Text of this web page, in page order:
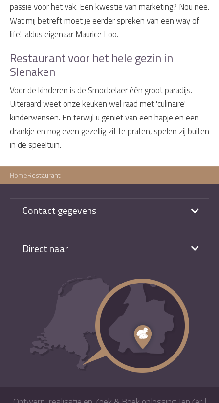
passie voor het vak. Een kwestie van marketing? Nou nee.
Wat mij betreft moet je eerder spreken van een way of
life." aldus eigenaar Maurice Loo.
Restaurant voor het hele gezin in
Slenaken
Voor de kinderen is de Smockelaer één groot paradijs.
Uiteraard weet onze keuken wel raad met 'culinaire'
kinderwensen. En terwijl u geniet van een hapje en een
drankje en nog even gezellig zit te praten, spelen zij buiten
in de speeltuin.
HomeRestaurant
Contact gegevens
Direct naar